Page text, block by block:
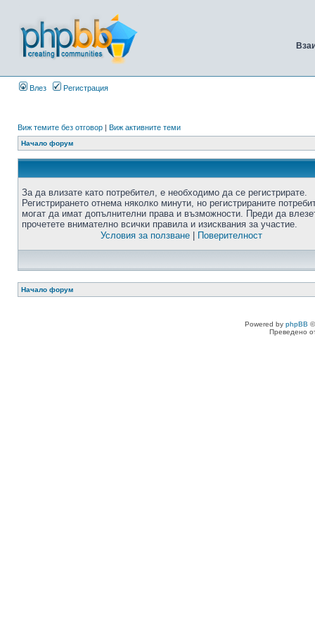
Влез Регистрация
Виж темите без отговор | Виж активните теми
Начало форум
За да влизате като потребител, е необходимо да се регистрирате.
Регистрирането отнема няколко минути, но регистрираните
могат да имат допълнителни права и възможности. Преди да
прочетете внимателно всички правила и изисквания за участие.
Условия за ползване| Поверителност
Начало форум
Powered by phpBB
Преведено